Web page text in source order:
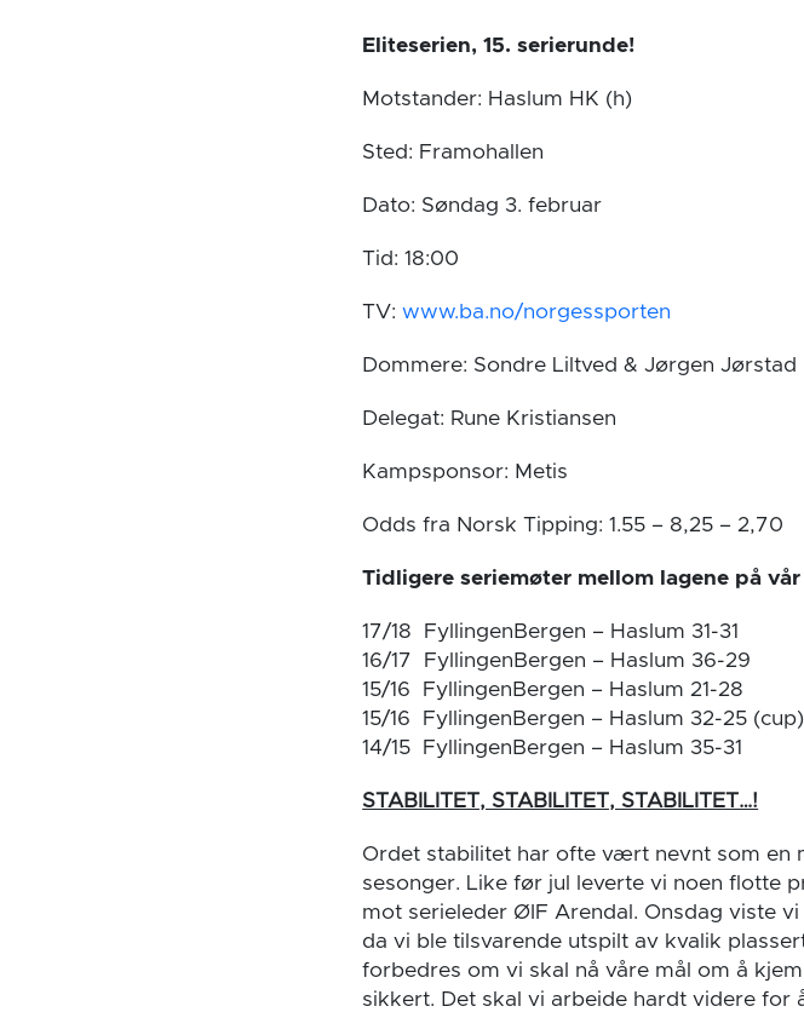
Eliteserien, 15. serierunde!
Motstander: Haslum HK (h)
Sted: Framohallen
Dato: Søndag 3. februar
Tid: 18:00
TV:www.ba.no/norgessporten
Dommere: Sondre Liltved & Jørgen Jørstad
Delegat: Rune Kristiansen
Kampsponsor: Metis
Odds fra Norsk Tipping: 1.55 – 8,25 – 2,70
Tidligere seriemøter mellom lagene på
17/18 FyllingenBergen – Haslum 31-31
16/17 FyllingenBergen – Haslum 36-29
15/16 FyllingenBergen – Haslum 21-28
15/16 FyllingenBergen – Haslum 32-25 (cup)
14/15 FyllingenBergen – Haslum 35-31
STABILITET, STABILITET, STABILITET…!
Ordet stabilitet har ofte vært nevnt som en
sesonger. Like før jul leverte vi noen flotte
mot serieleder ØIF Arendal. Onsdag viste
da vi ble tilsvarende utspilt av kvalik
forbedres om vi skal nå våre mål om å
sikkert. Det skal vi arbeide hardt videre for